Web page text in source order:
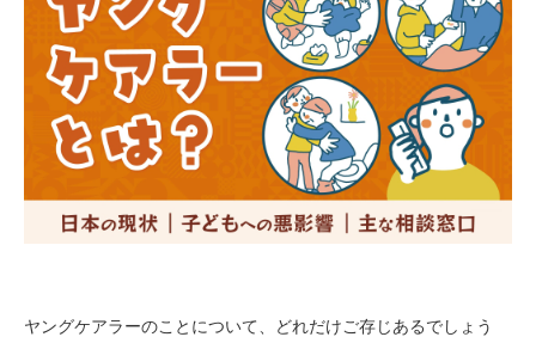
ヤングケアラーのことについて、どれだけご存じあるでしょう